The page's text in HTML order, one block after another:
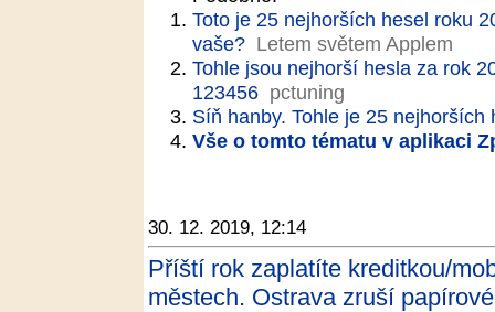
Toto je 25 nejhorších hesel roku
vaše? Letem světem Applem
Tohle jsou nejhorší hesla za rok
123456 pctuning
Síň hanby. Tohle je 25 nejhorších
Vše o tomto tématu v aplikaci
30. 12. 2019, 12:14
Příští rok zaplatíte kreditkou/
městech. Ostrava zruší